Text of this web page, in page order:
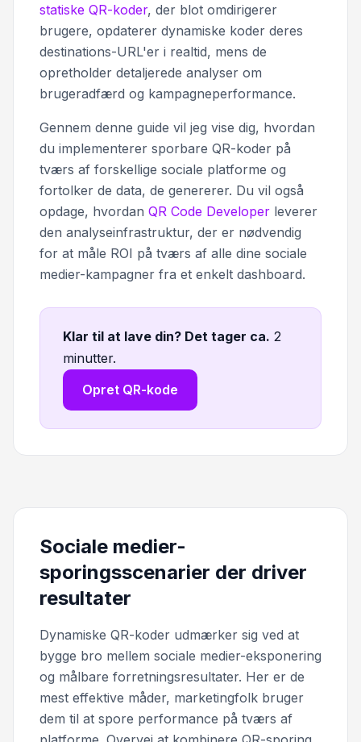
statiske QR-koder, der blot omdirigerer
brugere, opdaterer dynamiske koder deres
destinations-URL'er i realtid, mens de
opretholder detaljerede analyser om
brugeradfærd og kampagneperformance.
Gennem denne guide vil jeg vise dig, hvordan
du implementerer sporbare QR-koder på
tværs af forskellige sociale platforme og
fortolker de data, de genererer. Du vil også
opdage, hvordan QR Code Developer leverer
den analyseinfrastruktur, der er nødvendig
for at måle ROI på tværs af alle dine sociale
medier-kampagner fra et enkelt dashboard.
Klar til at lave din? Det tager ca. 2
minutter.
Opret QR-kode
Sociale medier-
sporingsscenarier der driver
resultater
Dynamiske QR-koder udmærker sig ved at
bygge bro mellem sociale medier-eksponering
og målbare forretningsresultater. Her er de
mest effektive måder, marketingfolk bruger
dem til at spore performance på tværs af